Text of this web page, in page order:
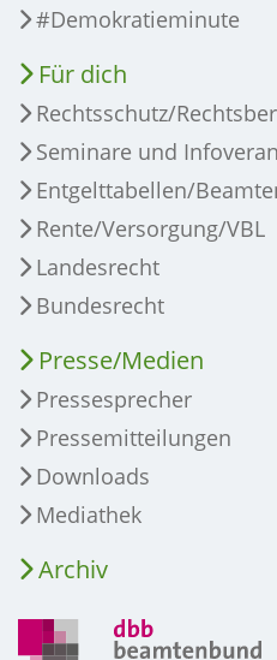
#Demokratieminute
Für dich
Rechtsschutz/
Seminare und
Entgelttabellen/
Rente/Versorgung/VBL
Landesrecht
Bundesrecht
Presse/Medien
Pressesprecher
Pressemitteilungen
Downloads
Mediathek
Archiv